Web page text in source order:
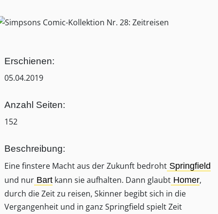
Erschienen:
05.04.2019
Anzahl Seiten:
152
Beschreibung:
Eine finstere Macht aus der Zukunft bedroht Springfield
und nur Bart kann sie aufhalten. Dann glaubt Homer,
durch die Zeit zu reisen, Skinner begibt sich in die
Vergangenheit und in ganz Springfield spielt Zeit